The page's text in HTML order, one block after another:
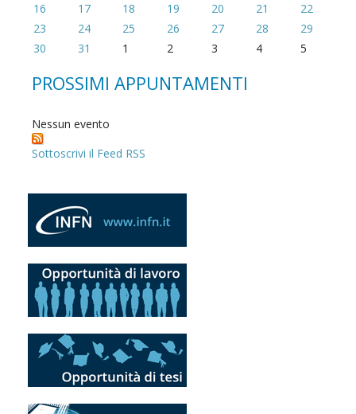
16
17 18 19 20 21
22
23
24 25 26 27 28
29
30
31 1 2 3 4 5
PROSSIMI APPUNTAMENTI
Nessun evento
Sottoscrivi il Feed RSS